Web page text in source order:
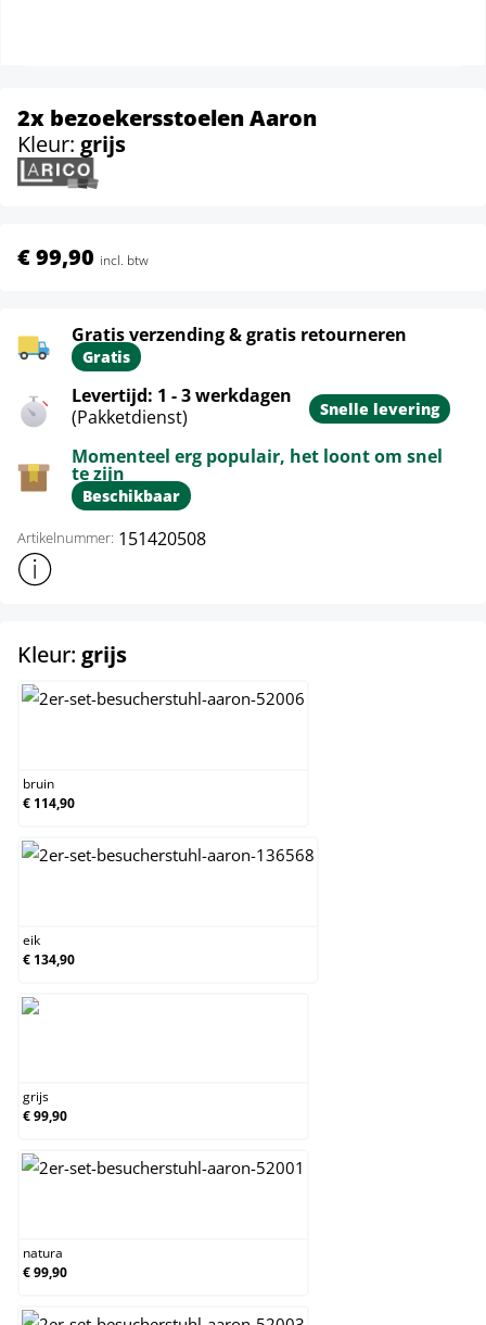
2x bezoekersstoelen Aaron
Kleur: grijs
€ 99,90 incl. btw
Gratis verzending & gratis retourneren
Gratis
Levertijd: 1 - 3 werkdagen
(Pakketdienst)
Snelle levering
Momenteel erg populair, het loont om snel
te zijn
Beschikbaar
Artikelnummer: 151420508
Toon meer productinformatie
Kleur: grijsselect
bruin
€ 114,90
eik
€ 134,90
grijs
€ 99,90
natura
€ 99,90